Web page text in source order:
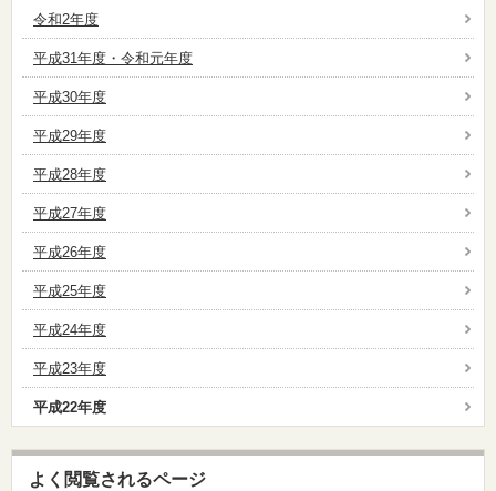
令和2年度
平成31年度・令和元年度
平成30年度
平成29年度
平成28年度
平成27年度
平成26年度
平成25年度
平成24年度
平成23年度
平成22年度
よく閲覧されるページ